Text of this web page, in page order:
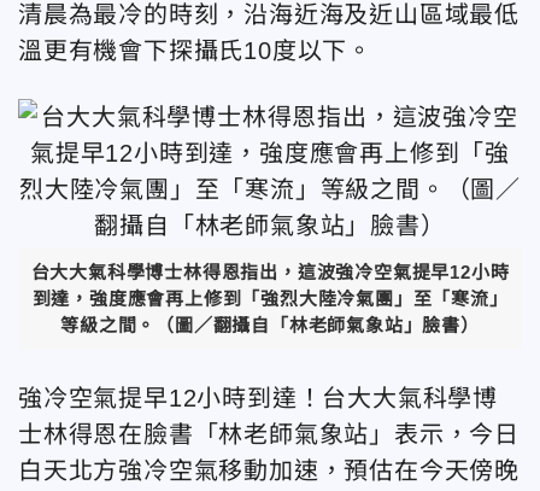
清晨為最冷的時刻，沿海近海及近山區域最低
溫更有機會下探攝氏10度以下。
台大大氣科學博士林得恩指出，這波強冷空氣提早12小時
到達，強度應會再上修到「強烈大陸冷氣團」至「寒流」
等級之間。（圖／翻攝自「林老師氣象站」臉書）
強冷空氣提早12小時到達！台大大氣科學博
士林得恩在臉書「林老師氣象站」表示，今日
白天北方強冷空氣移動加速，預估在今天傍晚